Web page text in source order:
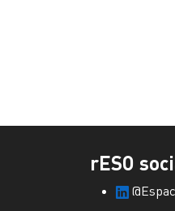
rESO